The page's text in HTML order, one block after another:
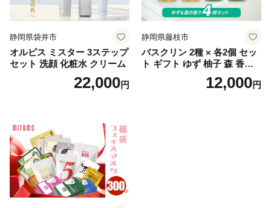
静岡県袋井市
オルビス ミスター 3ステップ
セット 洗顔 化粧水 クリーム
22,000円
静岡県藤枝市
バスクリン 2種 × 各2個 セッ
ト ギフト ゆず 柚子 森 香り
日用品 お風呂 バス用品 温活
アロマ 香り まとめ買い静岡
12,000円